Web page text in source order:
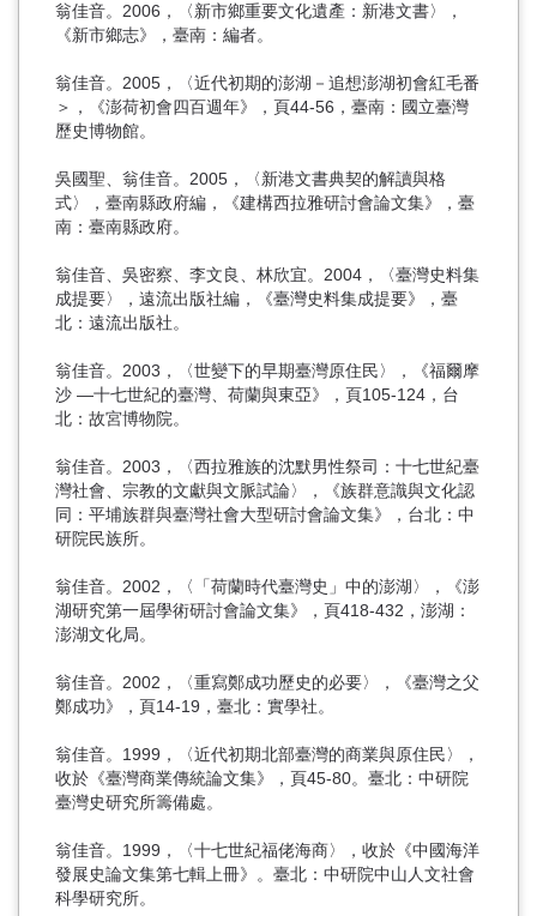
翁佳音。2006，〈新市鄉重要文化遺產：新港文書〉，
《新市鄉志》，臺南：編者。
翁佳音。2005，〈近代初期的澎湖－追想澎湖初會紅毛番
＞，《澎荷初會四百週年》，頁44-56，臺南：國立臺灣
歷史博物館。
吳國聖、翁佳音。2005，〈新港文書典契的解讀與格
式〉，臺南縣政府編，《建構西拉雅研討會論文集》，臺
南：臺南縣政府。
翁佳音、吳密察、李文良、林欣宜。2004，〈臺灣史料集
成提要〉，遠流出版社編，《臺灣史料集成提要》，臺
北：遠流出版社。
翁佳音。2003，〈世變下的早期臺灣原住民〉，《福爾摩
沙 —十七世紀的臺灣、荷蘭與東亞》，頁105-124，台
北：故宮博物院。
翁佳音。2003，〈西拉雅族的沈默男性祭司：十七世紀臺
灣社會、宗教的文獻與文脈試論〉，《族群意識與文化認
同：平埔族群與臺灣社會大型研討會論文集》，台北：中
研院民族所。
翁佳音。2002，〈「荷蘭時代臺灣史」中的澎湖〉，《澎
湖研究第一屆學術研討會論文集》，頁418-432，澎湖：
澎湖文化局。
翁佳音。2002，〈重寫鄭成功歷史的必要〉，《臺灣之父
鄭成功》，頁14-19，臺北：實學社。
翁佳音。1999，〈近代初期北部臺灣的商業與原住民〉，
收於《臺灣商業傳統論文集》，頁45-80。臺北：中研院
臺灣史研究所籌備處。
翁佳音。1999，〈十七世紀福佬海商〉，收於《中國海洋
發展史論文集第七輯上冊》。臺北：中研院中山人文社會
科學研究所。